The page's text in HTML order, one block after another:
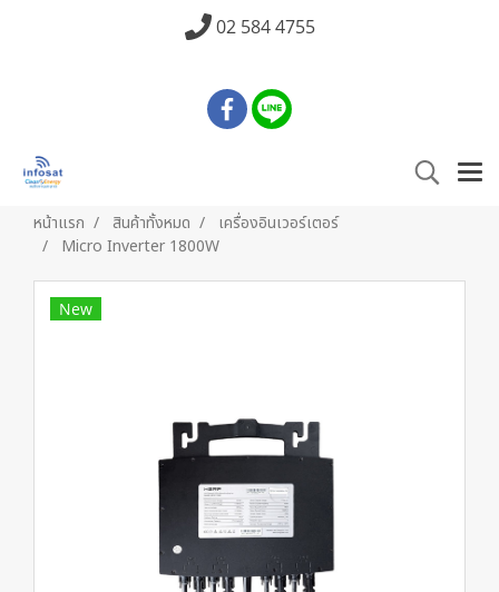
02 584 4755
หน้าแรก สินค้าทั้งหมด
เครื่องอินเวอร์เตอร์
Micro Inverter 1800W
New